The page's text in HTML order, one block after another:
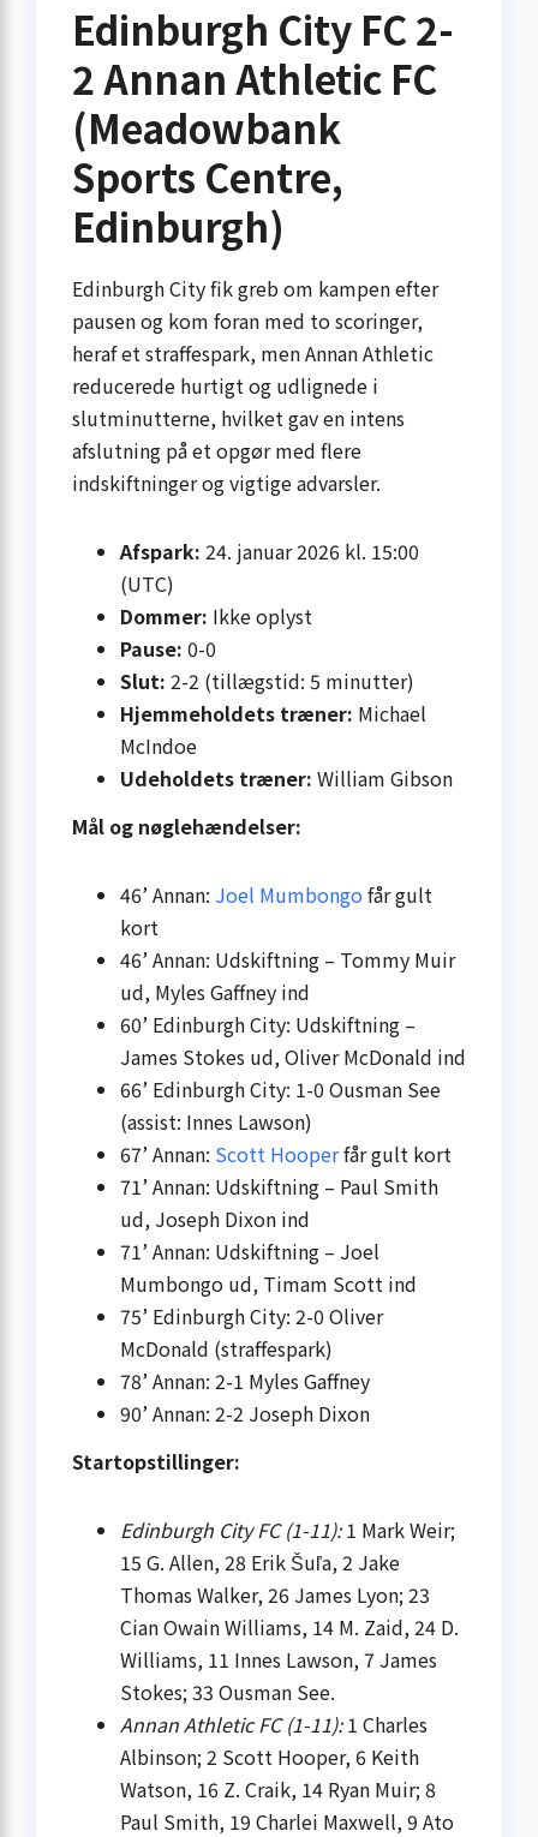
Edinburgh City FC 2-
2 Annan Athletic FC
(Meadowbank
Sports Centre,
Edinburgh)
Edinburgh City fik greb om kampen efter
pausen og kom foran med to scoringer,
heraf et straffespark, men Annan Athletic
reducerede hurtigt og udlignede i
slutminutterne, hvilket gav en intens
afslutning på et opgør med flere
indskiftninger og vigtige advarsler.
Afspark: 24. januar 2026 kl. 15:00
(UTC)
Dommer: Ikke oplyst
Pause: 0-0
Slut: 2-2 (tillægstid: 5 minutter)
Hjemmeholdets træner: Michael
McIndoe
Udeholdets træner: William Gibson
Mål og nøglehændelser:
46’ Annan: Joel Mumbongofår gult
kort
46’ Annan: Udskiftning – Tommy Muir
ud, Myles Gaffney ind
60’ Edinburgh City: Udskiftning –
James Stokes ud, Oliver McDonald ind
66’ Edinburgh City: 1-0 Ousman See
(assist: Innes Lawson)
67’ Annan: Scott Hooperfår gult kort
71’ Annan: Udskiftning – Paul Smith
ud, Joseph Dixon ind
71’ Annan: Udskiftning – Joel
Mumbongo ud, Timam Scott ind
75’ Edinburgh City: 2-0 Oliver
McDonald (straffespark)
78’ Annan: 2-1 Myles Gaffney
90’ Annan: 2-2 Joseph Dixon
Startopstillinger:
Edinburgh City FC (1-11):1 Mark Weir;
15 G. Allen, 28 Erik Šuľa, 2 Jake
Thomas Walker, 26 James Lyon; 23
Cian Owain Williams, 14 M. Zaid, 24 D.
Williams, 11 Innes Lawson, 7 James
Stokes; 33 Ousman See.
Annan Athletic FC (1-11):1 Charles
Albinson; 2 Scott Hooper, 6 Keith
Watson, 16 Z. Craik, 14 Ryan Muir; 8
Paul Smith, 19 Charlei Maxwell, 9 Ato